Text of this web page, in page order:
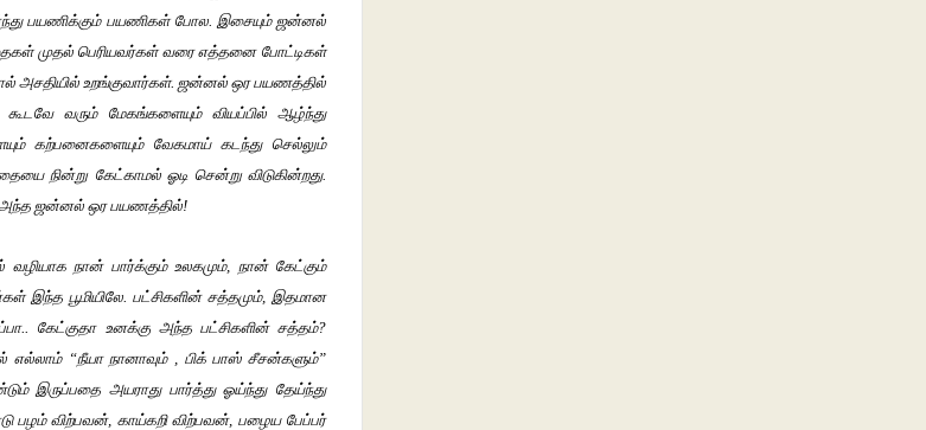
பயணிக்கும் பயணிகள் போல. இசையும் ஜன்னல்
முதல் பெரியவர்கள் வரை எத்தனை போட்டிகள்
அசதியில் உறங்குவார்கள். ஜன்னல் ஒர பயணத்தில்
வரும் மேகங்களையும் வியப்பில் ஆழ்ந்து
கற்பனைகளையும் வேகமாய் கடந்து செல்லும்
நின்று கேட்காமல் ஓடி சென்று விடுகின்றது.
ஜன்னல் ஒர பயணத்தில்!
நான் பார்க்கும் உலகமும், நான் கேட்கும்
பூமியிலே. பட்சிகளின் சத்தமும், இதமான
கேட்குதா உனக்கு அந்த பட்சிகளின் சத்தம்?
எல்லாம் “நீயா நானாவும் , பிக் பாஸ் சீசன்களும்”
அயராது பார்த்து ஓய்ந்து தேய்ந்து
பழம் விற்பவன், காய்கறி விற்பவன், பழைய பேப்பர்